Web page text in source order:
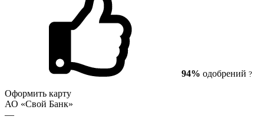
94% одобрений ?
Оформить карту
АО «Свой Банк»
—